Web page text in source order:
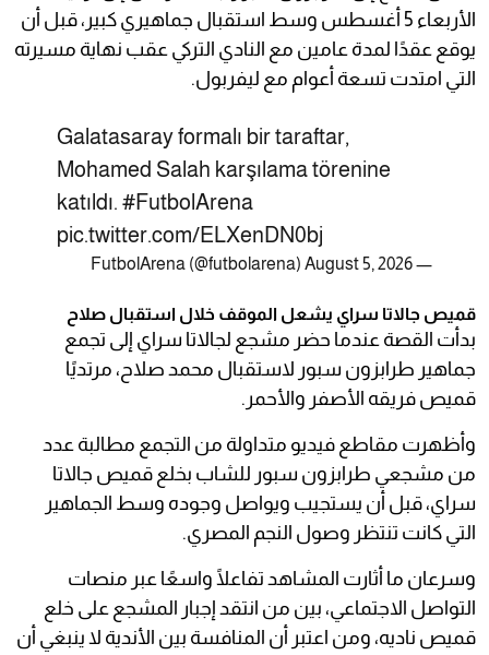
الأربعاء 5 أغسطس وسط استقبال جماهيري كبير، قبل أن
يوقع عقدًا لمدة عامين مع النادي التركي عقب نهاية مسيرته
التي امتدت تسعة أعوام مع ليفربول.
Galatasaray formalı bir taraftar,
Mohamed Salah karşılama törenine
katıldı. #FutbolArena
pic.twitter.com/ELXenDN0bj
— FutbolArena (@futbolarena)
August 5, 2026
قميص جالاتا سراي يشعل الموقف خلال استقبال صلاح
بدأت القصة عندما حضر مشجع لجالاتا سراي إلى تجمع
جماهير طرابزون سبور لاستقبال محمد صلاح، مرتديًا
قميص فريقه الأصفر والأحمر.
وأظهرت مقاطع فيديو متداولة من التجمع مطالبة عدد
من مشجعي طرابزون سبور للشاب بخلع قميص جالاتا
سراي، قبل أن يستجيب ويواصل وجوده وسط الجماهير
التي كانت تنتظر وصول النجم المصري.
وسرعان ما أثارت المشاهد تفاعلًا واسعًا عبر منصات
التواصل الاجتماعي، بين من انتقد إجبار المشجع على خلع
قميص ناديه، ومن اعتبر أن المنافسة بين الأندية لا ينبغي أن